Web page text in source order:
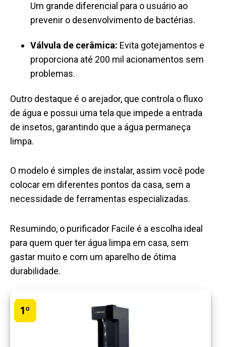
Um grande diferencial para o usuário ao
prevenir o desenvolvimento de bactérias.
Válvula de cerâmica: Evita gotejamentos e
proporciona até 200 mil acionamentos sem
problemas.
Outro destaque é o arejador, que controla o fluxo
de água e possui uma tela que impede a entrada
de insetos, garantindo que a água permaneça
limpa.
O modelo é simples de instalar, assim você pode
colocar em diferentes pontos da casa, sem a
necessidade de ferramentas especializadas.
Resumindo, o purificador Facile é a escolha ideal
para quem quer ter água limpa em casa, sem
gastar muito e com um aparelho de ótima
durabilidade.
1º